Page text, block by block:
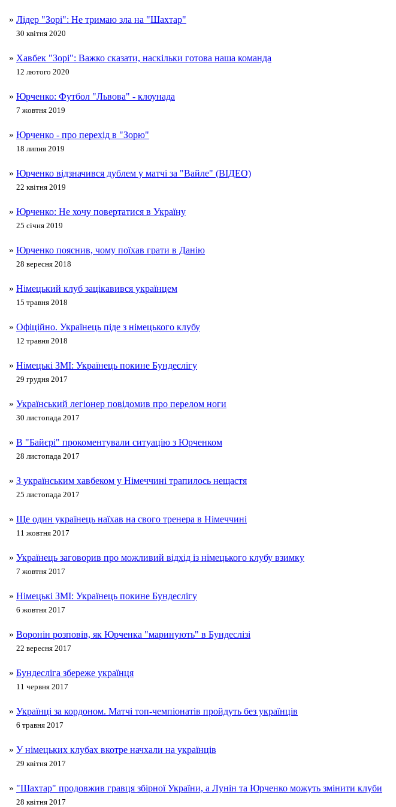
» Лідер "Зорі": Не тримаю зла на "Шахтар"
30 квітня 2020
» Хавбек "Зорі": Важко сказати, наскільки готова наша команда
12 лютого 2020
» Юрченко: Футбол "Львова" - клоунада
7 жовтня 2019
» Юрченко - про перехід в "Зорю"
18 липня 2019
» Юрченко відзначився дублем у матчі за "Вайле" (ВІДЕО)
22 квітня 2019
» Юрченко: Не хочу повертатися в Україну
25 січня 2019
» Юрченко пояснив, чому поїхав грати в Данію
28 вересня 2018
» Німецький клуб зацікавився українцем
15 травня 2018
» Офіційно. Українець піде з німецького клубу
12 травня 2018
» Німецькі ЗМІ: Українець покине Бундеслігу
29 грудня 2017
» Український легіонер повідомив про перелом ноги
30 листопада 2017
» В "Байєрі" прокоментували ситуацію з Юрченком
28 листопада 2017
» З українським хавбеком у Німеччині трапилось нещастя
25 листопада 2017
» Ще один українець наїхав на свого тренера в Німеччині
11 жовтня 2017
» Українець заговорив про можливий відхід із німецького клубу взимку
7 жовтня 2017
» Німецькі ЗМІ: Українець покине Бундеслігу
6 жовтня 2017
» Воронін розповів, як Юрченка "маринують" в Бундеслізі
22 вересня 2017
» Бундесліга збереже українця
11 червня 2017
» Українці за кордоном. Матчі топ-чемпіонатів пройдуть без українців
6 травня 2017
» У німецьких клубах вкотре начхали на українців
29 квітня 2017
» "Шахтар" продовжив гравця збірної України, а Лунін та Юрченко можуть змінити клуби
28 квітня 2017